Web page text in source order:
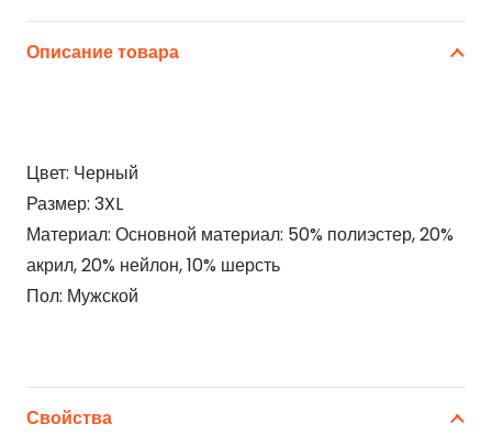
Описание товара
Цвет: Черный
Размер: 3XL
Материал: Основной материал: 50% полиэстер, 20%
акрил, 20% нейлон, 10% шерсть
Пол: Мужской
Свойства